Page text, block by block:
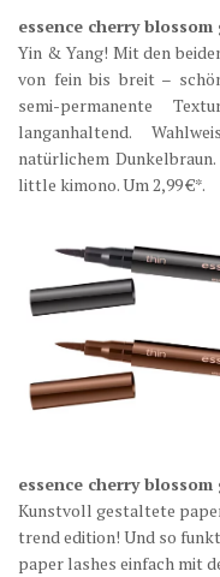
essence cherry
Yin & Yang! Mit den
von fein bis breit –
semi-permanente
langanhaltend.
natürlichem
little kimono. Um 2,99 €*.
essence cherry blossom
Kunstvoll gestaltete
trend edition! Und so
paper lashes einfach mit